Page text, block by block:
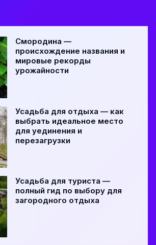
Смородина —
происхождение названия и
мировые рекорды
урожайности
Усадьба для отдыха — как
выбрать идеальное место
для уединения и
перезагрузки
Усадьба для туриста —
полный гид по выбору для
загородного отдыха